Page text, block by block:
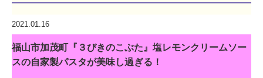
2021.01.16
福山市加茂町『３びきのこぶた』塩レモンクリームソー
スの自家製パスタが美味し過ぎる！